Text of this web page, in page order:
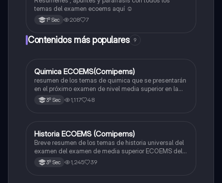
temas del examen ecoems aquí ☺️
1º Sec 208 7
Contenidos más populares 9
Química
Quimica ECOEMS(Comipems)
resumen de los temas de quimica que se presentarán
en el próximo examen de nivel media superior en la
zona metropolitana de el valle de México
3º Sec 1,117 48
Historia
Historia ECOEMS (Comipems)
Breve resumen de los temas de historia universal del
examen del examen de media superior ECOEMS del
valle de México
3º Sec 1,245 39